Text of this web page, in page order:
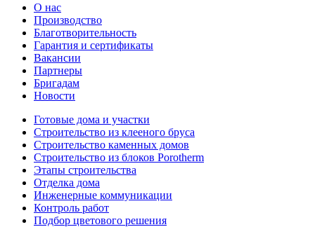
О нас
Производство
Благотворительность
Гарантия и сертификаты
Вакансии
Партнеры
Бригадам
Новости
Готовые дома и участки
Строительство из клееного бруса
Строительство каменных домов
Строительство из блоков Porotherm
Этапы строительства
Отделка дома
Инженерные коммуникации
Контроль работ
Подбор цветового решения